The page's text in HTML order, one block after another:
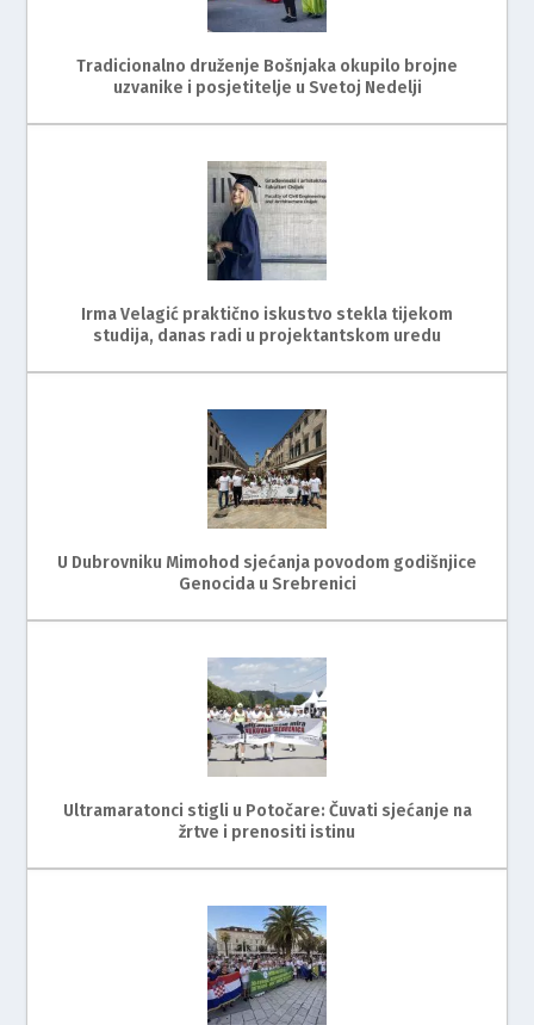
Tradicionalno druženje Bošnjaka okupilo brojne
uzvanike i posjetitelje u Svetoj Nedelji
Irma Velagić praktično iskustvo stekla tijekom
studija, danas radi u projektantskom uredu
U Dubrovniku Mimohod sjećanja povodom godišnjice
Genocida u Srebrenici
Ultramaratonci stigli u Potočare: Čuvati sjećanje na
žrtve i prenositi istinu